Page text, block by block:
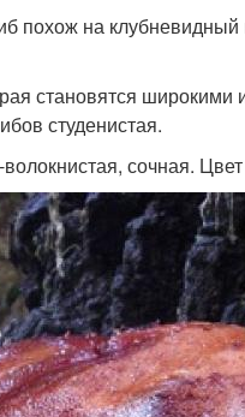
похож на клубневидный
становятся широкими
студенистая.
сочная.